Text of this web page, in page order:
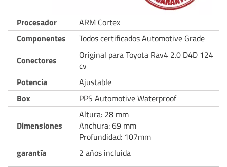
Procesador
ARM Cortex
Componentes
Todos certificados Automotive Grade
Conectores
Original para Toyota Rav4 2.0 D4D 124
cv
Potencia
Ajustable
Box
PPS Automotive Waterproof
Dimensiones
Altura: 28 mm
Anchura: 69 mm
Profundidad: 107mm
garantía
2 años incluida